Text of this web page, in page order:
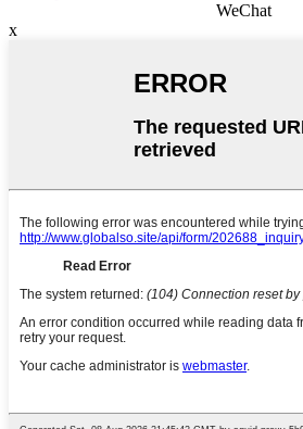
WeChat
x